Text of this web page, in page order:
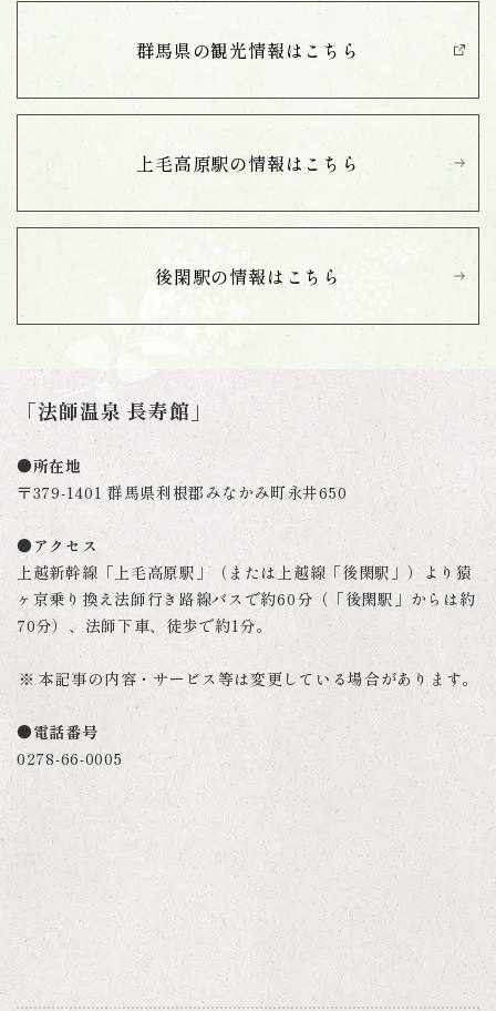
群馬県の観光情報は こちら
上毛高原駅の情報は こちら
後閑駅の情報は こちら
「法師温泉 長寿館」
●所在地
〒379-1401 群馬県利根郡みなかみ町永井650
●アクセス
上越新幹線「上毛高原駅」（または上越線「後閑駅」）より猿
ヶ京乗り換え法師行き路線バスで約60分（「後閑駅」からは約
70分）、法師下車、徒歩で約1分。
本記事の内容・サービス等は変更している場合があります。
●電話番号
0278-66-0005